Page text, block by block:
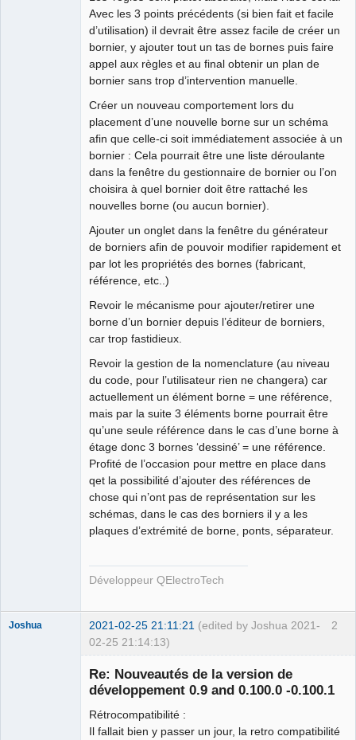
Avec les 3 points précédents (si bien fait et facile
d’utilisation) il devrait être assez facile de créer un
bornier, y ajouter tout un tas de bornes puis faire
appel aux règles et au final obtenir un plan de
bornier sans trop d’intervention manuelle.
Créer un nouveau comportement lors du
placement d’une nouvelle borne sur un schéma
afin que celle-ci soit immédiatement associée à un
bornier : Cela pourrait être une liste déroulante
dans la fenêtre du gestionnaire de bornier ou l’on
choisira à quel bornier doit être rattaché les
nouvelles borne (ou aucun bornier).
Ajouter un onglet dans la fenêtre du générateur
de borniers afin de pouvoir modifier rapidement et
par lot les propriétés des bornes (fabricant,
référence, etc..)
Revoir le mécanisme pour ajouter/retirer une
borne d’un bornier depuis l’éditeur de borniers,
car trop fastidieux.
Revoir la gestion de la nomenclature (au niveau
du code, pour l’utilisateur rien ne changera) car
actuellement un élément borne = une référence,
mais par la suite 3 éléments borne pourrait être
qu’une seule référence dans le cas d’une borne à
étage donc 3 bornes ‘dessiné’ = une référence.
Profité de l’occasion pour mettre en place dans
qet la possibilité d’ajouter des références de
chose qui n’ont pas de représentation sur les
schémas, dans le cas des borniers il y a les
plaques d’extrémité de borne, ponts, séparateur.
Développeur QElectroTech
2
Joshua 2021-02-25 21:11:21 (edited by Joshua 2021-
02-25 21:14:13)
Re: Nouveautés de la version de
développement 0.9 and 0.100.0 -0.100.1
Rétrocompatibilité :
Il fallait bien y passer un jour, la retro compatibilité